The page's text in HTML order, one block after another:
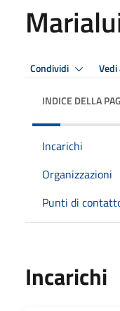
Condividi Vedi
INDICE DELLA
Incarichi
Organizzazioni
Punti di
Incarichi